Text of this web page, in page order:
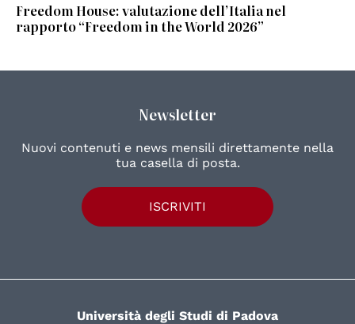
Freedom House: valutazione dell’Italia nel
rapporto “Freedom in the World 2026”
Newsletter
Nuovi contenuti e news mensili direttamente nella
tua casella di posta.
ISCRIVITI
Università degli Studi di Padova